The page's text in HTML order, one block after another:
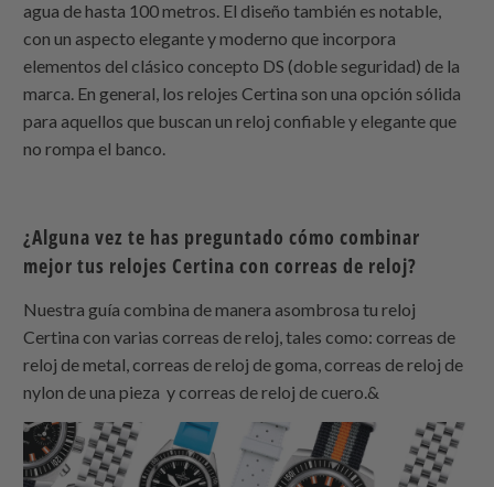
agua de hasta 100 metros. El diseño también es notable,
con un aspecto elegante y moderno que incorpora
elementos del clásico concepto DS (doble seguridad) de la
marca. En general, los relojes Certina son una opción sólida
para aquellos que buscan un reloj confiable y elegante que
no rompa el banco.
¿Alguna vez te has preguntado cómo combinar
mejor tus relojes Certina con correas de reloj?
Nuestra guía combina de manera asombrosa tu reloj
Certina con varias correas de reloj, tales como: correas de
reloj de metal, correas de reloj de goma,correas de reloj de
nylon de una pieza y correas de reloj de cuero.&